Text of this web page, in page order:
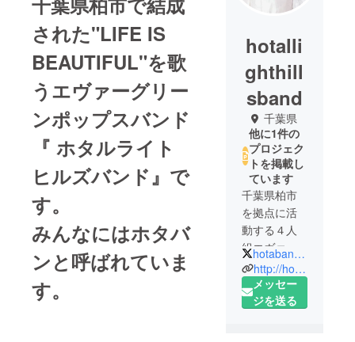
された"LIFE IS
BEAUTIFUL"を歌
うエヴァーグリー
ンポップスバンド
『 ホタルライト
ヒルズバンド』で
す。
みんなにはホタバ
ンと呼ばれていま
す。
hotalli
ghthill
sband
千葉県
他に1件の
プロジェク
トを掲載し
ています
千葉県柏市
を拠点に活
動する４人
組エヴァー
グリーン
ポップスバ
ンド。
hotabanofficial
http://hotaban.com
メッセー
ジを送る